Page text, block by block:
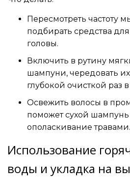
Пересмотреть частоту
подбирать средства
головы.
Включить в рутину
шампуни, чередовать
глубокой очисткой раз
Освежить волосы в
поможет сухой
ополаскивание травами.
Использование
воды и укладка на